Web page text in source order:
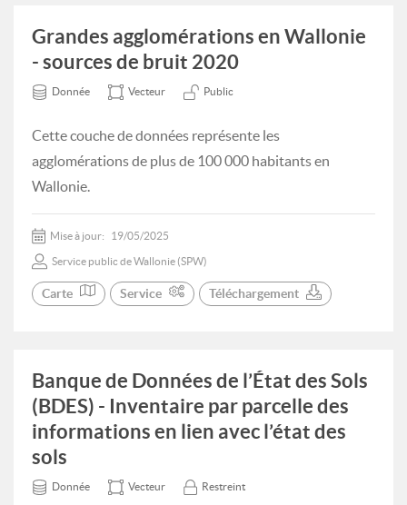
Grandes agglomérations en Wallonie
- sources de bruit 2020
Donnée Vecteur Public
Cette couche de données représente les
agglomérations de plus de 100 000 habitants en
Wallonie.
Mise à jour: 19/05/2025
Service public de Wallonie (SPW)
Carte Service Téléchargement
Banque de Données de l’État des Sols
(BDES) - Inventaire par parcelle des
informations en lien avec l’état des
sols
Donnée Vecteur Restreint